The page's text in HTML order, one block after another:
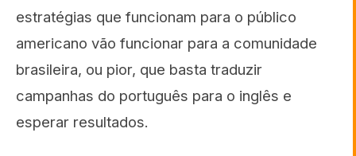
estratégias que funcionam para o público
americano vão funcionar para a comunidade
brasileira, ou pior, que basta traduzir
campanhas do português para o inglês e
esperar resultados.